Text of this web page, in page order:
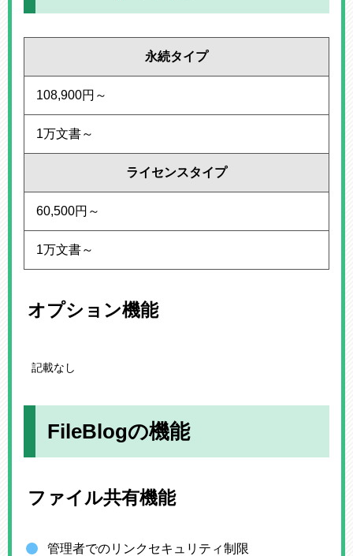
永続タイプ
108,900円～
1万文書～
ライセンスタイプ
60,500円～
1万文書～
オプション機能
記載なし
FileBlogの機能
ファイル共有機能
管理者でのリンクセキュリティ制限